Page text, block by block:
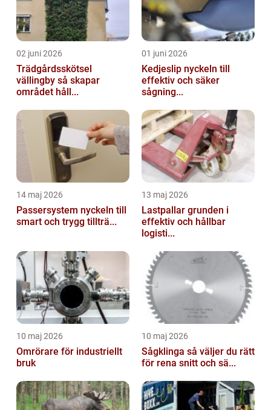
02 juni 2026
Trädgårdsskötsel
vällingby så skapar
området håll...
01 juni 2026
Kedjeslip nyckeln till
effektiv och säker
sågning...
14 maj 2026
Passersystem nyckeln till
smart och trygg tillträ...
13 maj 2026
Lastpallar grunden i
effektiv och hållbar
logisti...
10 maj 2026
Omrörare för industriellt
bruk
10 maj 2026
Sågklinga så väljer du rätt
för rena snitt och sä...